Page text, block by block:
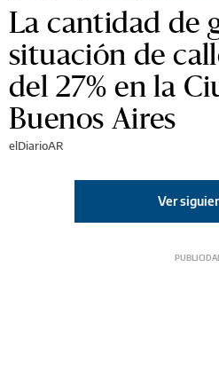
La cantidad de
situación de
del 27% en la
Buenos Aires
elDiarioAR
Ver